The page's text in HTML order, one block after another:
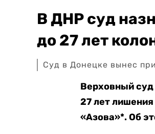
В ДНР суд
до 27 лет
Суд в Донецке вынес
Верховный
27 лет
«Азова»*. Об